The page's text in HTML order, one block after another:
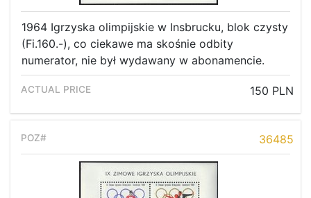
1964 Igrzyska olimpijskie w Insbrucku, blok czysty
(Fi.160.-), co ciekawe ma skośnie odbity
numerator, nie był wydawany w abonamencie.
150 PLN
36485